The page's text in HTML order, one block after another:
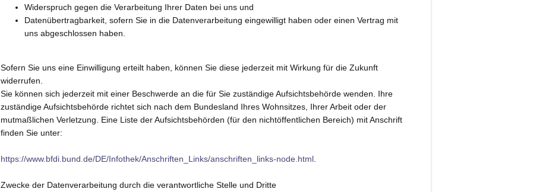
Widerspruch gegen die Verarbeitung Ihrer Daten bei uns und
Datenübertragbarkeit, sofern Sie in die Datenverarbeitung eingewilligt haben oder einen Vertrag mit
uns abgeschlossen haben.
Sofern Sie uns eine Einwilligung erteilt haben, können Sie diese jederzeit mit Wirkung für die Zukunft
widerrufen.
Sie können sich jederzeit mit einer Beschwerde an die für Sie zuständige Aufsichtsbehörde wenden. Ihre
zuständige Aufsichtsbehörde richtet sich nach dem Bundesland Ihres Wohnsitzes, Ihrer Arbeit oder der
mutmaßlichen Verletzung. Eine Liste der Aufsichtsbehörden (für den nichtöffentlichen Bereich) mit Anschrift
finden Sie unter:
https://www.bfdi.bund.de/DE/Infothek/Anschriften_Links/anschriften_links-node.html.
Zwecke der Datenverarbeitung durch die verantwortliche Stelle und Dritte